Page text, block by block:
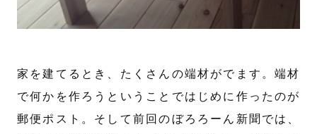
家を建てるとき、たくさんの端材がでます。端材
で何かを作ろうということではじめに作ったのが
郵便ポスト。そして前回のぼろろーん新聞では、